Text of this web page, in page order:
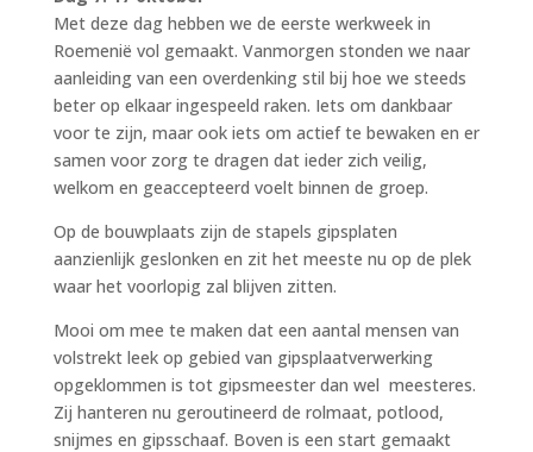
Met deze dag hebben we de eerste werkweek in
Roemenië vol gemaakt. Vanmorgen stonden we naar
aanleiding van een overdenking stil bij hoe we steeds
beter op elkaar ingespeeld raken. Iets om dankbaar
voor te zijn, maar ook iets om actief te bewaken en er
samen voor zorg te dragen dat ieder zich veilig,
welkom en geaccepteerd voelt binnen de groep.
Op de bouwplaats zijn de stapels gipsplaten
aanzienlijk geslonken en zit het meeste nu op de plek
waar het voorlopig zal blijven zitten.
Mooi om mee te maken dat een aantal mensen van
volstrekt leek op gebied van gipsplaatverwerking
opgeklommen is tot gipsmeester dan wel meesteres.
Zij hanteren nu geroutineerd de rolmaat, potlood,
snijmes en gipsschaaf. Boven is een start gemaakt